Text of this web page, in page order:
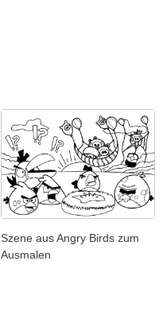
Szene aus Angry Birds zum
Ausmalen